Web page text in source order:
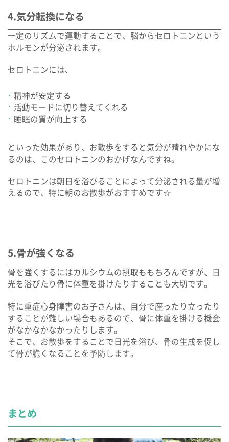
4.気分転換になる
一定のリズムで運動することで、脳からセロトニンという
ホルモンが分泌されます。
セロトニンには、
精神が安定する
活動モードに切り替えてくれる
睡眠の質が向上する
といった効果があり、お散歩をすると気分が晴れやかにな
るのは、このセロトニンのおかげなんですね。
セロトニンは朝日を浴びることによって分泌される量が増
えるので、特に朝のお散歩がおすすめです☆
5.骨が強くなる
骨を強くするにはカルシウムの摂取ももちろんですが、日
光を浴びたり骨に体重を掛けたりすることも大切です。
特に重症心身障害のお子さんは、自分で座ったり立ったり
することが難しい場合もあるので、骨に体重を掛ける機会
がなかなかなかったりします。
そこで、お散歩をすることで日光を浴び、骨の生成を促し
て骨が脆くなることを予防します。
まとめ